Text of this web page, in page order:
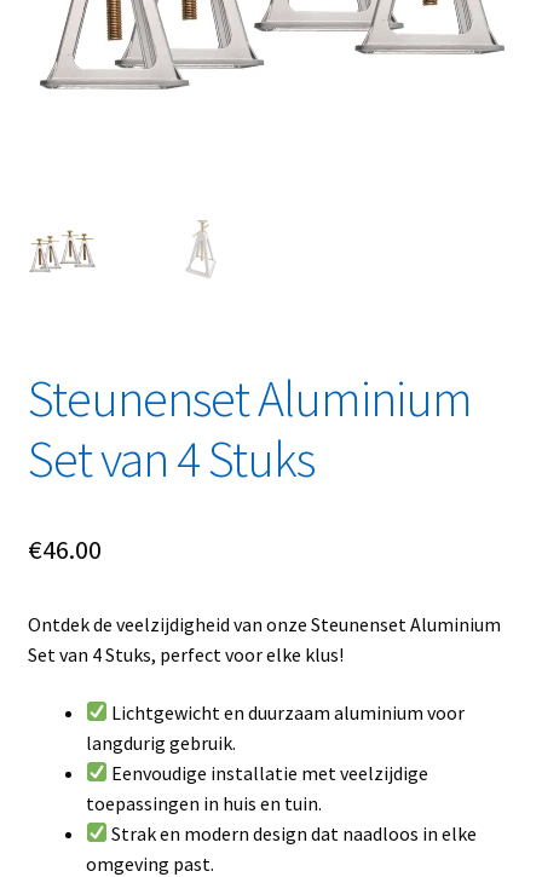
Linkpartners
My account
Privacybeleid
Videos
Winkelwagen
Steunenset Aluminium
Set van 4 Stuks
€46.00
Ontdek de veelzijdigheid van onze Steunenset Aluminium
Set van 4 Stuks, perfect voor elke klus!
Lichtgewicht en duurzaam aluminium voor
langdurig gebruik.
Eenvoudige installatie met veelzijdige
toepassingen in huis en tuin.
Strak en modern design dat naadloos in elke
omgeving past.